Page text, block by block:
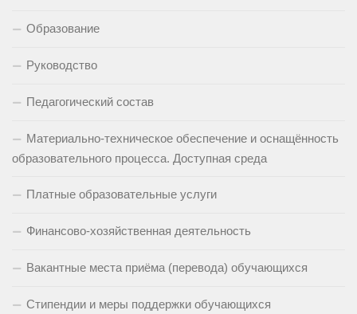
Образование
Руководство
Педагогический состав
Материально-техническое обеспечение и оснащённость
образовательного процесса. Доступная среда
Платные образовательные услуги
Финансово-хозяйственная деятельность
Вакантные места приёма (перевода) обучающихся
Стипендии и меры поддержки обучающихся